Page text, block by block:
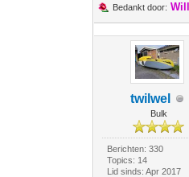
Bedankt door:
twilwel
Bulk
Berichten: 330
Topics: 14
Lid sinds: Apr 2017